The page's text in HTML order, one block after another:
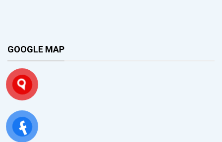
GOOGLE MAP